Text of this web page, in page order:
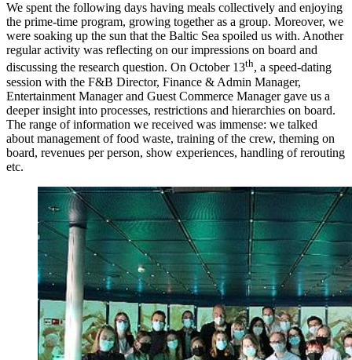
We spent the following days having meals collectively and enjoying
the prime-time program, growing together as a group. Moreover, we
were soaking up the sun that the Baltic Sea spoiled us with. Another
regular activity was reflecting on our impressions on board and
discussing the research question. On October 13th, a speed-dating
session with the F&B Director, Finance & Admin Manager,
Entertainment Manager and Guest Commerce Manager gave us a
deeper insight into processes, restrictions and hierarchies on board.
The range of information we received was immense: we talked
about management of food waste, training of the crew, theming on
board, revenues per person, show experiences, handling of rerouting
etc.